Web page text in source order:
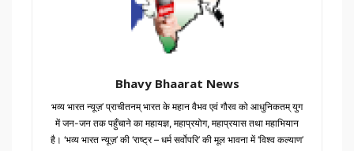
Bhavy Bhaarat News
भव्य भारत न्यूज़’ प्राचीतनम् भारत के महान वैभव एवं गौरव को आधुनिकतम् युग
में जन-जन तक पहुँचाने का महायज्ञ, महाप्रयोग, महाप्रयास तथा महाभियान
है। ‘भव्य भारत न्यूज़’ की ‘राष्ट्र – धर्म सर्वोपरि’ की मूल भावना में ‘विश्व कल्याण’